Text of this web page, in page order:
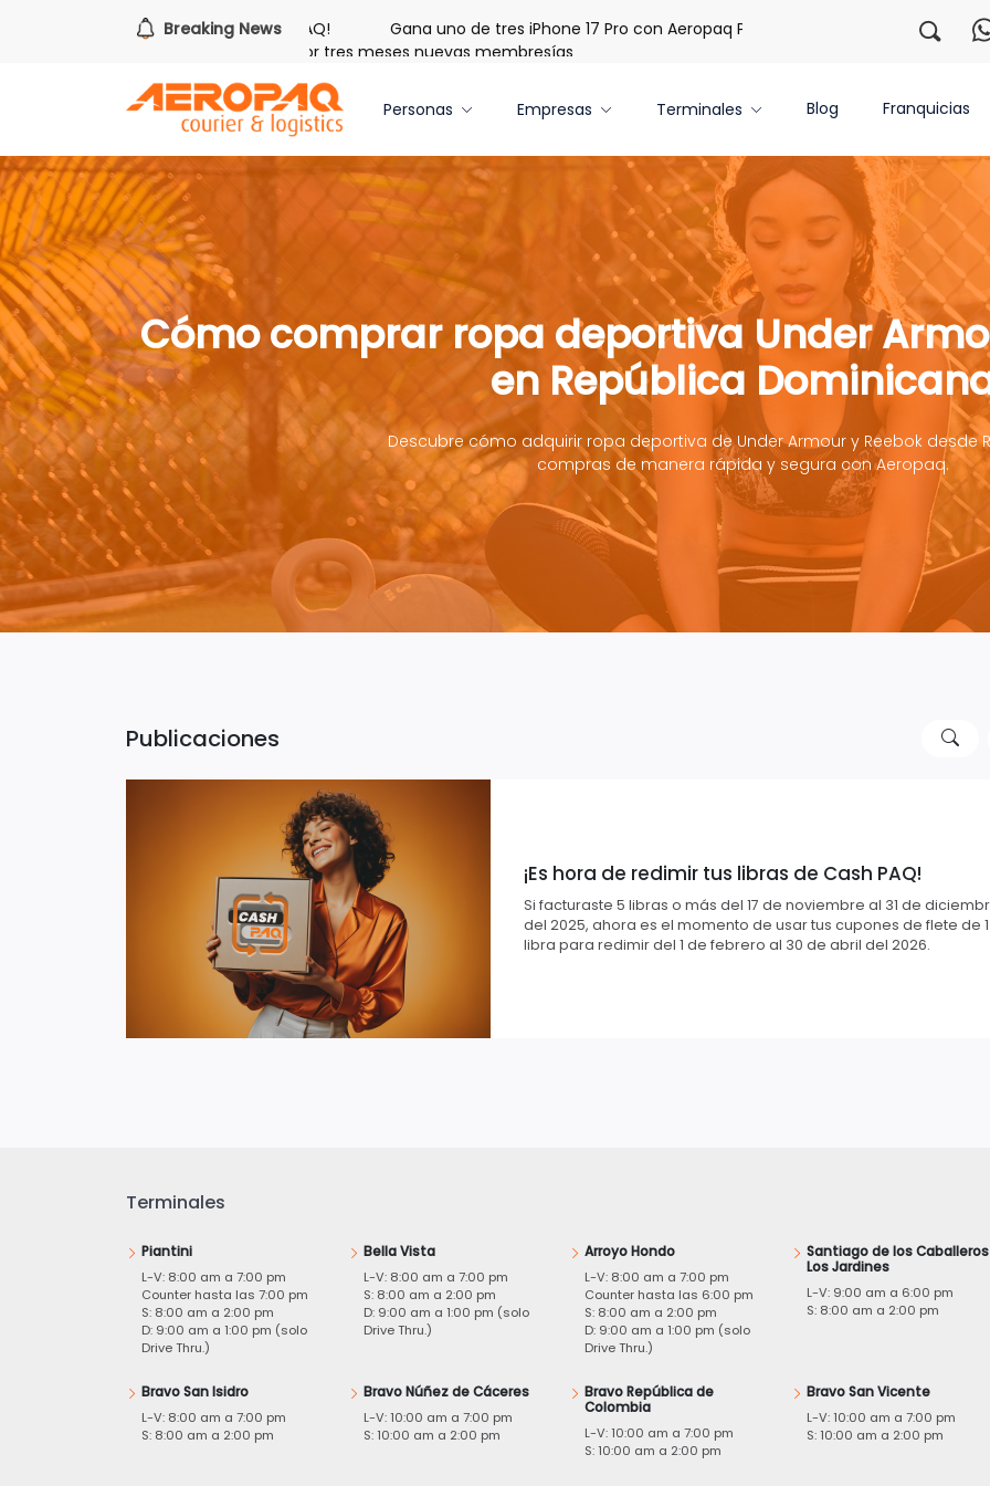
Breaking News
de redimir tus libras de Cash PAQ! Gana uno de tres iPhone 17 Pro con Aeropaq Prime
¡Regístrate con
de Bienvenida: 20 libras gratis por tres meses nuevas membresías
Personas Empresas Terminales Blog Franquicias
Cómo comprar ropa deportiva Under
en República
Descubre cómo adquirir ropa deportiva de Under Armour y Reebok desde
compras de manera rápida y segura con Aeropaq.
Publicaciones
¡Es hora de redimir tus libras de Cash PAQ!
Si facturaste 5 libras o más del 17 de noviembre al 31 de
del 2025, ahora es el momento de usar tus cupones de flete de 1
libra para redimir del 1 de febrero al 30 de abril del 2026.
Terminales
Piantini
L-V: 8:00 am a 7:00 pm
Counter hasta las 7:00 pm
S: 8:00 am a 2:00 pm
D: 9:00 am a 1:00 pm (solo
Drive Thru.)
Bella Vista
L-V: 8:00 am a 7:00 pm
S: 8:00 am a 2:00 pm
D: 9:00 am a 1:00 pm (solo
Drive Thru.)
Arroyo Hondo
L-V: 8:00 am a 7:00 pm
Counter hasta las 6:00 pm
S: 8:00 am a 2:00 pm
D: 9:00 am a 1:00 pm (solo
Drive Thru.)
Santiago de los
Los Jardines
L-V: 9:00 am a 6:00 pm
S: 8:00 am a 2:00 pm
Bravo San Isidro
L-V: 8:00 am a 7:00 pm
S: 8:00 am a 2:00 pm
Bravo Núñez de Cáceres
L-V: 10:00 am a 7:00 pm
S: 10:00 am a 2:00 pm
Bravo República de
Colombia
L-V: 10:00 am a 7:00 pm
S: 10:00 am a 2:00 pm
Bravo San Vicente
L-V: 10:00 am a 7:00 pm
S: 10:00 am a 2:00 pm